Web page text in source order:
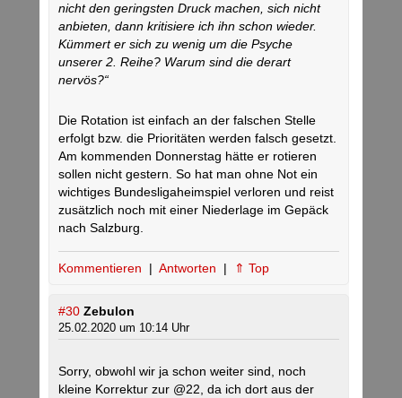
nicht den geringsten Druck machen, sich nicht
anbieten, dann kritisiere ich ihn schon wieder.
Kümmert er sich zu wenig um die Psyche
unserer 2. Reihe? Warum sind die derart
nervös?“
Die Rotation ist einfach an der falschen Stelle
erfolgt bzw. die Prioritäten werden falsch gesetzt.
Am kommenden Donnerstag hätte er rotieren
sollen nicht gestern. So hat man ohne Not ein
wichtiges Bundesligaheimspiel verloren und reist
zusätzlich noch mit einer Niederlage im Gepäck
nach Salzburg.
Kommentieren | Antworten | ⇑ Top
#30 Zebulon
25.02.2020 um 10:14 Uhr
Sorry, obwohl wir ja schon weiter sind, noch
kleine Korrektur zur @22, da ich dort aus der